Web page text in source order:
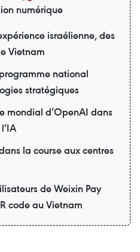
numérique
israélienne, des
Vietnam
national
stratégiques
mondial d’OpenAI dans
la course aux centres
de Weixin Pay
code au Vietnam